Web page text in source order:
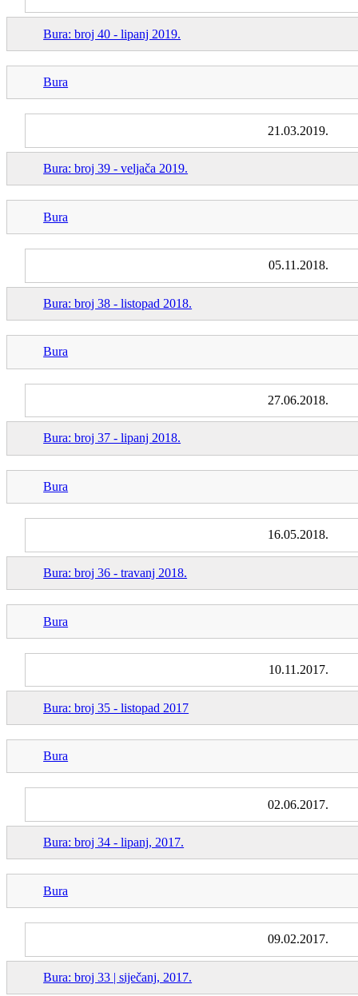
Bura: broj 40 - lipanj 2019.
Bura
21.03.2019.
Bura: broj 39 - veljača 2019.
Bura
05.11.2018.
Bura: broj 38 - listopad 2018.
Bura
27.06.2018.
Bura: broj 37 - lipanj 2018.
Bura
16.05.2018.
Bura: broj 36 - travanj 2018.
Bura
10.11.2017.
Bura: broj 35 - listopad 2017
Bura
02.06.2017.
Bura: broj 34 - lipanj, 2017.
Bura
09.02.2017.
Bura: broj 33 | siječanj, 2017.